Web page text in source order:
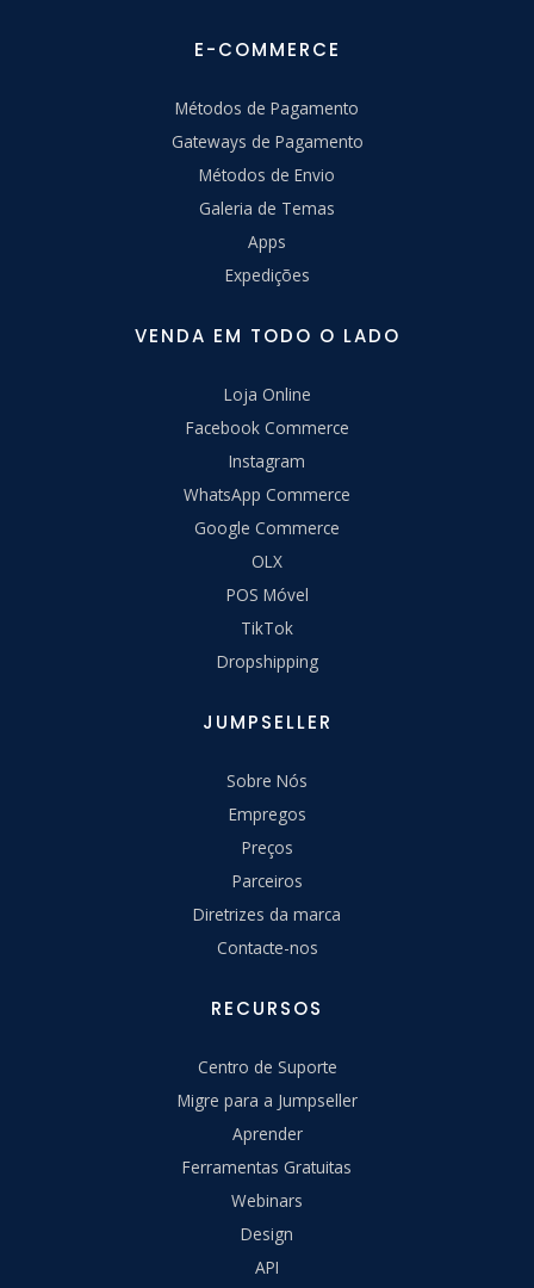
E-COMMERCE
Métodos de Pagamento
Gateways de Pagamento
Métodos de Envio
Galeria de Temas
Apps
Expedições
VENDA EM TODO O LADO
Loja Online
Facebook Commerce
Instagram
WhatsApp Commerce
Google Commerce
OLX
POS Móvel
TikTok
Dropshipping
JUMPSELLER
Sobre Nós
Empregos
Preços
Parceiros
Diretrizes da marca
Contacte-nos
RECURSOS
Centro de Suporte
Migre para a Jumpseller
Aprender
Ferramentas Gratuitas
Webinars
Design
API